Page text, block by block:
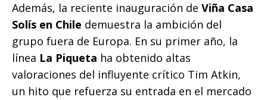
Además, la reciente inauguración de Viña Casa
Solís en Chile demuestra la ambición del
grupo fuera de Europa. En su primer año, la
línea La Piqueta ha obtenido altas
valoraciones del influyente crítico Tim Atkin,
un hito que refuerza su entrada en el mercado